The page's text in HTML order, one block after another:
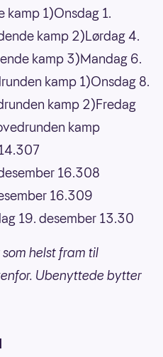
kamp 1)Onsdag 1.
kamp 2)Lørdag 4.
kamp 3)Mandag 6.
kamp 1)Onsdag 8.
kamp 2)Fredag
kamp
16.308
16.309
19. desember 13.30
helst fram til
Ubenyttede bytter